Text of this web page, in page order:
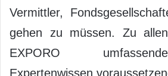
Vermittler,
gehen zu müssen. Zu
EXPORO
Expertenwissen